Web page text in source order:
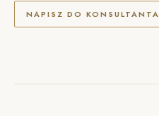
NAPISZ DO KONSULTANTA